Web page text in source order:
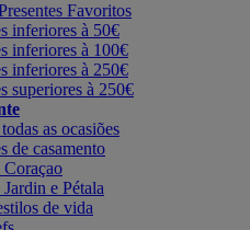
Favoritos
inferiores à 50€
inferiores à 100€
inferiores à 250€
superiores à 250€
as ocasiões
de casamento
e Pétala
de vida